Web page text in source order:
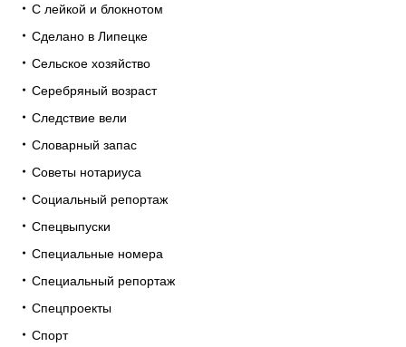
С лейкой и блокнотом
Сделано в Липецке
Сельское хозяйство
Серебряный возраст
Следствие вели
Словарный запас
Советы нотариуса
Социальный репортаж
Спецвыпуски
Специальные номера
Специальный репортаж
Спецпроекты
Спорт